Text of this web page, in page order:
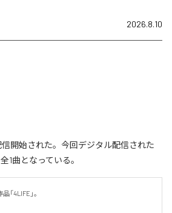
2026.8.10
信開始された。今回デジタル配信された
1曲となっている。
「4LIFE」。